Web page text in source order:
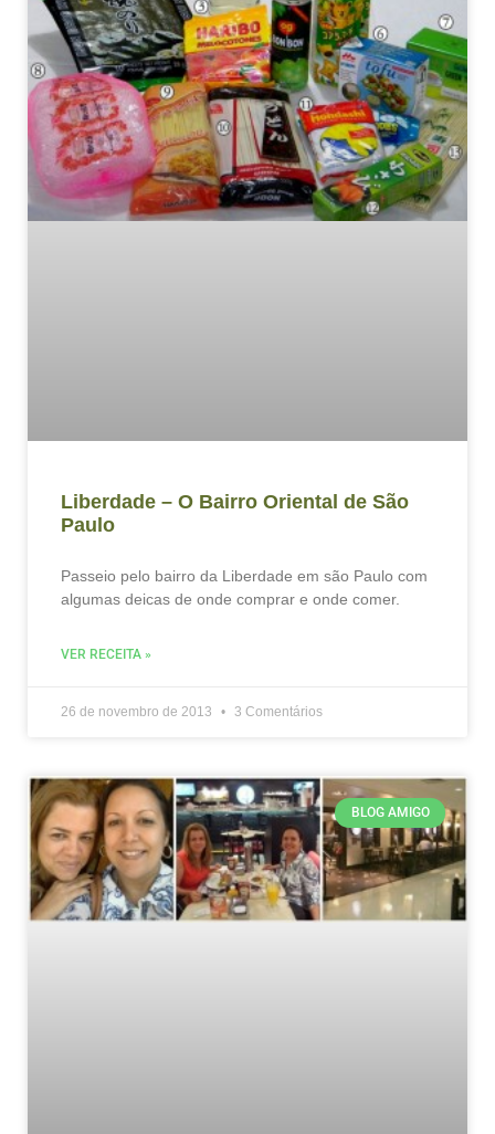
Liberdade – O Bairro Oriental de São
Paulo
Passeio pelo bairro da Liberdade em são Paulo com
algumas deicas de onde comprar e onde comer.
VER RECEITA »
26 de novembro de 2013 3 Comentários
BLOG AMIGO